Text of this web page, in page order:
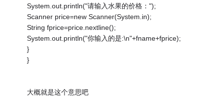
System.out.println("请输入水果的价格：");
Scanner price=new Scanner(System.in);
String fprice=price.nextline();
System.out.println("你输入的是:\n"+fname+fprice);
}
}
大概就是这个意思吧